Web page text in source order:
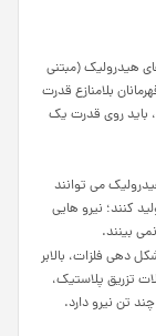
هیدرولیک (مبتنی
بلامنازع قدرت
باید روی قدرت یک
می توانند
کنند؛ نیرو هایی
بینند.
دهی فلزات، بالابر
تزریق پلاستیک،
تن نیرو دارد.